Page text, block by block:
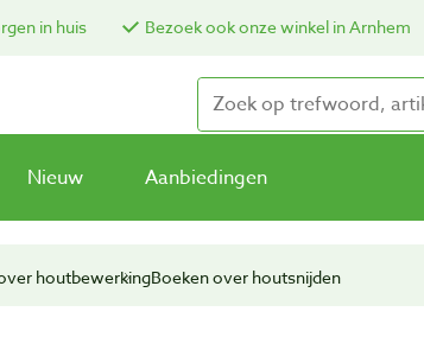
in huis Bezoek ook onze winkel in Arnhem
Nieuw Aanbiedingen
houtbewerkingBoeken over houtsnijden